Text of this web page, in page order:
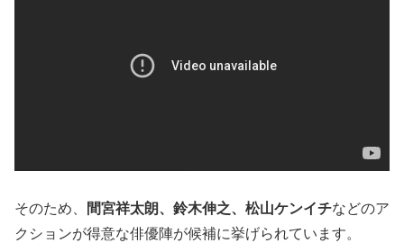
そのため、 間宮祥太朗、鈴木伸之、松山ケンイチなどのア
クションが得意な俳優陣が候補に挙げられています。